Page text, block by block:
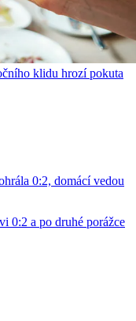
klidu hrozí pokuta
0:2, domácí vedou
0:2 a po druhé porážce